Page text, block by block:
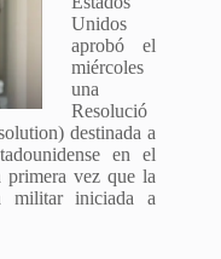
Unidos
aprobó el
miércoles
una
Resolució
destinada a
en el
vez que la
militar iniciada a